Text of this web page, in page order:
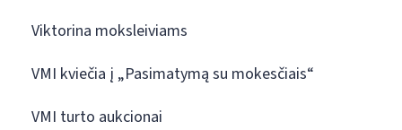
Viktorina moksleiviams
VMI kviečia į „Pasimatymą su mokesčiais“
VMI turto aukcionai